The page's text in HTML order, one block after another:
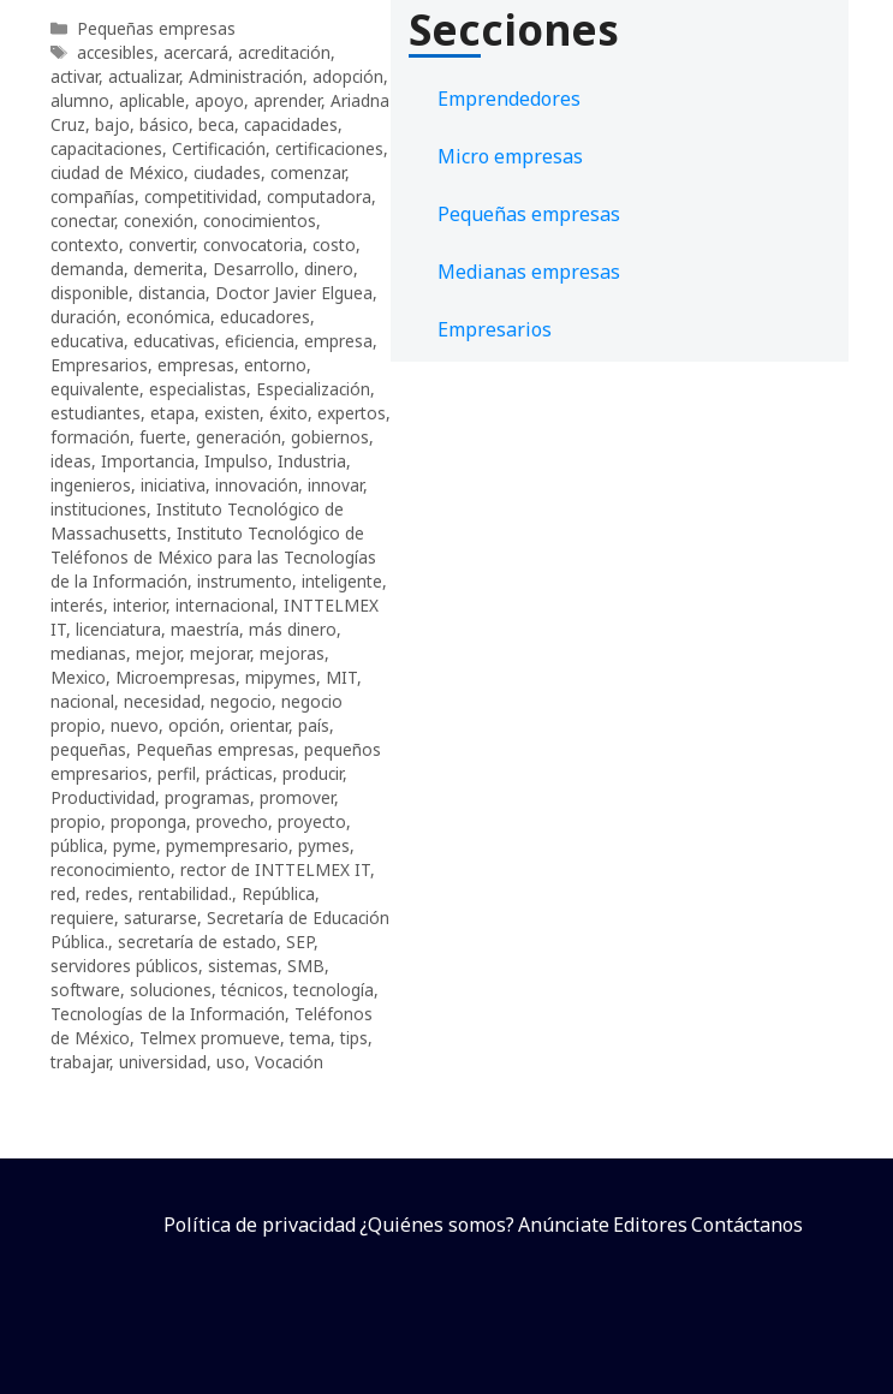
Categorías
Pequeñas empresas
Etiquetas
accesibles, acercará, acreditación,
activar, actualizar, Administración, adopción,
alumno, aplicable, apoyo, aprender, Ariadna
Cruz, bajo, básico, beca, capacidades,
capacitaciones, Certificación, certificaciones,
ciudad de México, ciudades, comenzar,
compañías, competitividad, computadora,
conectar, conexión, conocimientos,
contexto, convertir, convocatoria, costo,
demanda, demerita, Desarrollo, dinero,
disponible, distancia, Doctor Javier Elguea,
duración, económica, educadores,
educativa, educativas, eficiencia, empresa,
Empresarios, empresas, entorno,
equivalente, especialistas, Especialización,
estudiantes, etapa, existen, éxito, expertos,
formación, fuerte, generación, gobiernos,
ideas, Importancia, Impulso, Industria,
ingenieros, iniciativa, innovación, innovar,
instituciones, Instituto Tecnológico de
Massachusetts, Instituto Tecnológico de
Teléfonos de México para las Tecnologías
de la Información, instrumento, inteligente,
interés, interior, internacional, INTTELMEX
IT, licenciatura, maestría, más dinero,
medianas, mejor, mejorar, mejoras,
Mexico, Microempresas, mipymes, MIT,
nacional, necesidad, negocio, negocio
propio, nuevo, opción, orientar, país,
pequeñas, Pequeñas empresas, pequeños
empresarios, perfil, prácticas, producir,
Productividad, programas, promover,
propio, proponga, provecho, proyecto,
pública, pyme, pymempresario, pymes,
reconocimiento, rector de INTTELMEX IT,
red, redes, rentabilidad., República,
requiere, saturarse, Secretaría de Educación
Pública., secretaría de estado, SEP,
servidores públicos, sistemas, SMB,
software, soluciones,técnicos,tecnología,
Tecnologías de la Información, Teléfonos
de México, Telmex promueve,tema,tips,
trabajar, universidad, uso, Vocación
Secciones
Emprendedores
Micro empresas
Pequeñas empresas
Medianas empresas
Empresarios
Política de privacidad¿Quiénes somos?AnúnciateEditoresContáctanos